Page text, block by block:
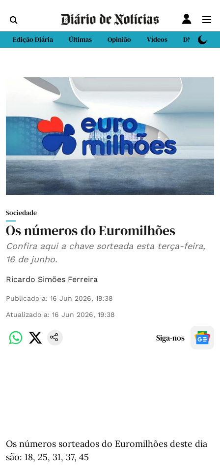
Edição Diária Últimas Opinião Vídeos DN Sport
Sociedade
Os números do Euromilhões
Confira aqui a chave sorteada esta terça-feira,
16 de junho.
Ricardo Simões Ferreira
Publicado a: 16 Jun 2026, 19:38
Atualizado a: 16 Jun 2026, 19:38
Siga-nos
Os números sorteados do Euromilhões deste dia
são: 18, 25, 31, 37, 45